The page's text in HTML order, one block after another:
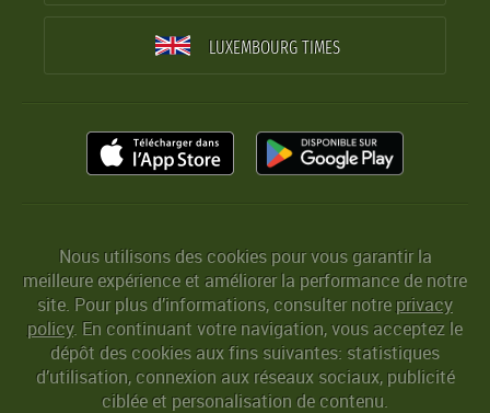
LUXEMBOURG TIMES
Nous utilisons des cookies pour vous garantir la
meilleure expérience et améliorer la performance de notre
site. Pour plus d’informations, consulter notreprivacy
policy. En continuant votre navigation, vous acceptez le
dépôt des cookies aux fins suivantes: statistiques
d’utilisation, connexion aux réseaux sociaux, publicité
ciblée et personalisation de contenu.